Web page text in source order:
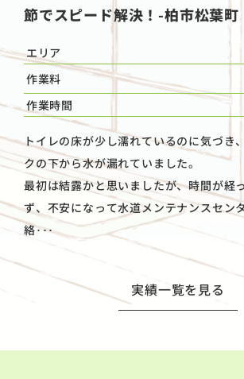
節でスピード解決！-柏市松葉町
エリア
作業料
作業時間
トイレの床が少し濡れているのに気づき
クの下から水が漏れていました。
最初は結露かと思いましたが、時間が経
ず、不安になって水道メンテナンスセン
絡･･･
実績一覧を見る